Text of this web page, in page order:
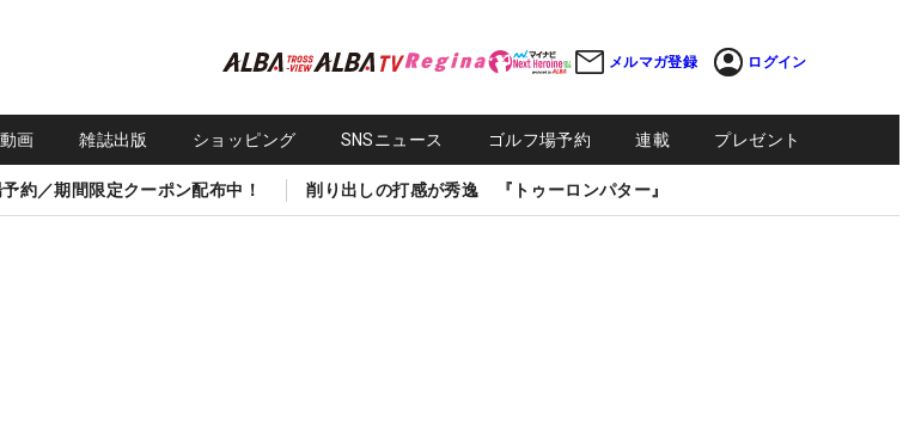
メルマガ登録 ログイン
画 雑誌出版 ショッピング SNSニュース ゴルフ場予約 連載 プレゼント
約／期間限定クーポン配布中！ 削り出しの打感が秀逸 『トゥーロンパター』